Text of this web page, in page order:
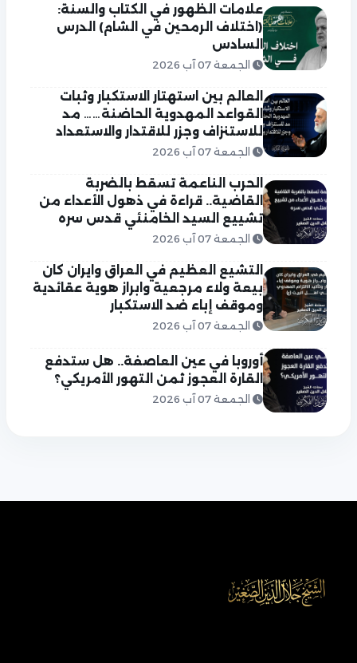
علامات الظهور في الكتاب والسنة:
(اختلاف الرمحين في الشام) الدرس
السادس
الجمعة 07 آب 2026
العالم بين استهتار الاستكبار وثبات
القواعد المهدوية الحاضنة…… مد
للاستنزاف وجزر للاقتدار والاستعداد
الجمعة 07 آب 2026
الحرب الناعمة تسقط بالضربة
القاضية.. قراءة في ذهول الأعداء من
تشييع السيد الخامنئي قدس سره
الجمعة 07 آب 2026
التشيع العظيم في العراق وايران كان
بيعة ولاء مرجعية وابراز هوية عقائدية
وموقف إباء ضد الاستكبار
الجمعة 07 آب 2026
أوروبا في عين العاصفة.. هل ستدفع
القارة العجوز ثمن التهور الأمريكي؟
الجمعة 07 آب 2026